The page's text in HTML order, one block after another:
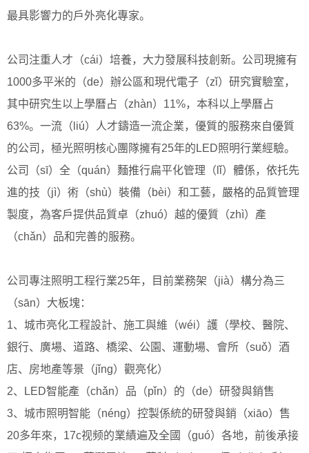
最具影響力的戶外亮化專家。
公司注重人才（cái）培養，大力發展科技創新。公司現擁有
1000多平米的（de）辦公區和現代電子（zǐ）研究實驗室，
其中研究生以上學曆占（zhàn）11%，本科以上學曆占
63%。一流（liú）人才鑄造一流企業，優質的服務來自優質
的公司，極光照明核心團隊擁有25年的LED照明行業經驗。
公司（sī）全（quán）麵推行扁平化管理（lǐ）體係，依托先
進的技（jì）術（shù）裝備（bèi）和工藝，嚴格的品質管理
製度，為客戶提供品質卓（zhuó）越的優質（zhì）產
（chǎn）品和完善的服務。
公司專注照明工程行業25年，目前業務架（jià）構分為三
（sān）大板塊：
1、城市亮化工程設計、施工與維（wéi）護（學校、醫院、
銀行、廣場、道路、橋梁、公園、運動場、會所（suǒ）酒
店、房地產等景（jǐng）觀亮化）
2、LED智能產（chǎn）品（pǐn）的（de）研發與銷售
3、城市照明智能（néng）控製係統的研發與銷（xiāo）售
20多年來，17c视频的業績遍及全國（guó）各地，前後承接